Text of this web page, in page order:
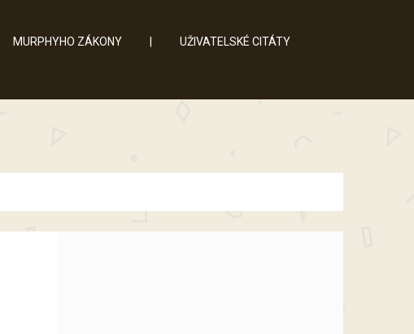
MURPHYHO ZÁKONY UŽIVATELSKÉ CITÁTY